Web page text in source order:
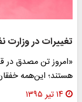
تغییرات در
«امروز تن مصدق در
هستند؛ این‌همه
۱۴ تیر ۱۳۹۵